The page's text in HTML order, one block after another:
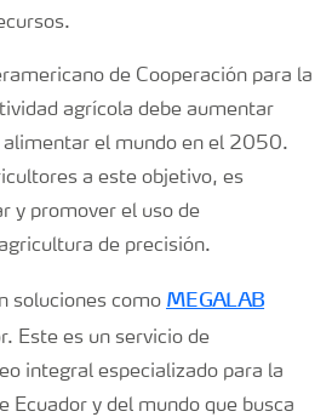
de Cooperación para la
agrícola debe aumentar
alimentar el mundo en el 2050.
a este objetivo, es
y promover el uso de
de precisión.
soluciones como MEGALAB
Este es un servicio de
integral especializado para la
Ecuador y del mundo que busca